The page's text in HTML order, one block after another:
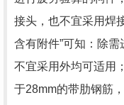
接头，也不宜采用焊
含有附件”可知：除
不宜采用外均可适用
于28mm的带肋钢筋